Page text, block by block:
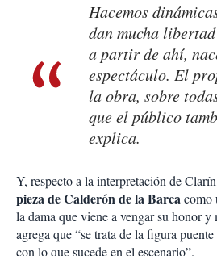
Hacemos
dan mucha
a partir de ahí,
espectáculo. El
la obra, sobre
que el público
explica.
Y, respecto a la interpretación de
pieza de Calderón de la Barcacomo
la dama que viene a vengar su honor y
agrega que “se trata de la figura
con lo que sucede en el escenario”.